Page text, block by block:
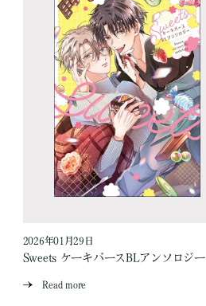
2026年01月29日
Sweets ケーキバースBLアンソロジー
Read more